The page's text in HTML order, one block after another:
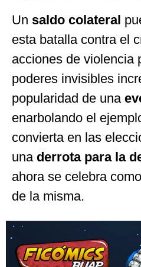
Un saldo colateral
esta batalla contra el
acciones de violencia
poderes invisibles
popularidad de una
enarbolando el
convierta en las
una derrota para la
ahora se celebra
de la misma.